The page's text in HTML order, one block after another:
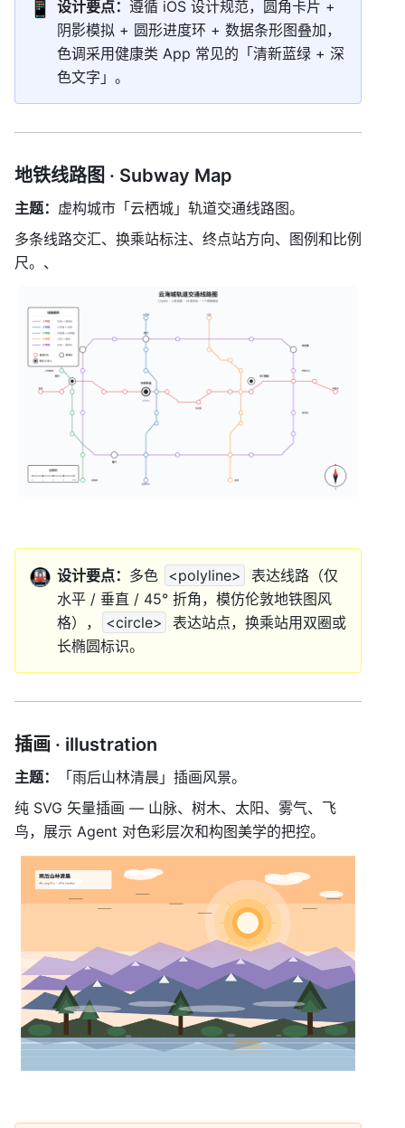
📱 设计要点： 遵循 iOS 设计规范，圆角卡片 +
阴影模拟 + 圆形进度环 + 数据条形图叠加，
色调采用健康类 App 常见的「清新蓝绿 + 深
色文字」。
地铁线路图 · Subway Map
主题： 虚构城市「云栖城」轨道交通线路图。
多条线路交汇、换乘站标注、终点站方向、图例和比例
尺。、
🚇 设计要点： 多色 <polyline>
表达线路（仅
水平 / 垂直 / 45° 折角，模仿伦敦地铁图风
格），
<circle>
表达站点，换乘站用双圈或
长椭圆标识。
插画 · illustration
主题：
「雨后山林清晨」插画风景。
纯 SVG 矢量插画 — 山脉、树木、太阳、雾气、飞
鸟，展示 Agent 对色彩层次和构图美学的把控。